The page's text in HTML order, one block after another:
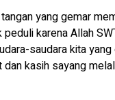
yang gemar
karena Allah
saudara kita
kasih sayang